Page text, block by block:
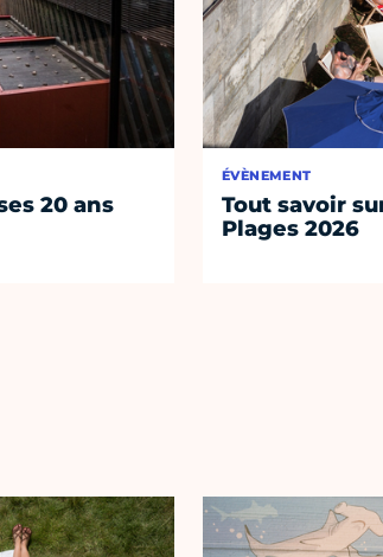
20 ans
ÉVÈNEMENT
Tout savoir
Plages 2026